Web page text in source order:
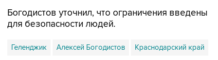
Богодистов уточнил, что ограничения введены
для безопасности людей.
Геленджик Алексей Богодистов Краснодарский край